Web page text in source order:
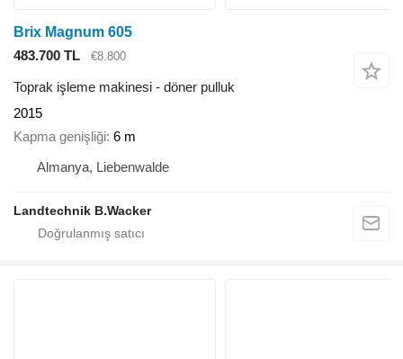
Brix Magnum 605
483.700 TL
€8.800
Toprak işleme makinesi - döner pulluk
2015
Kapma genişliği 6 m
Almanya, Liebenwalde
Landtechnik B.Wacker